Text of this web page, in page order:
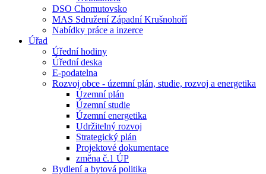
DSO Chomutovsko
MAS Sdružení Západní Krušnohoří
Nabídky práce a inzerce
Úřad
Úřední hodiny
Úřední deska
E-podatelna
Rozvoj obce - územní plán, studie, rozvoj a energetika
Územní plán
Územní studie
Územní energetika
Udržitelný rozvoj
Strategický plán
Projektové dokumentace
změna č.1 ÚP
Bydlení a bytová politika